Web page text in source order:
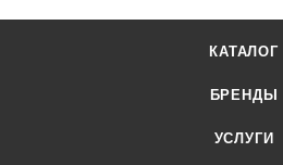
него, а также продольнойКАТАЛОГ
БРЕНДЫ
УСЛУГИ